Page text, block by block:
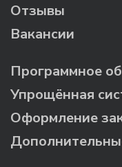
Отзывы
Вакансии
Программное
Упрощённая
Оформление